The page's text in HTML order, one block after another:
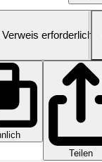
erforderlich
Teilen